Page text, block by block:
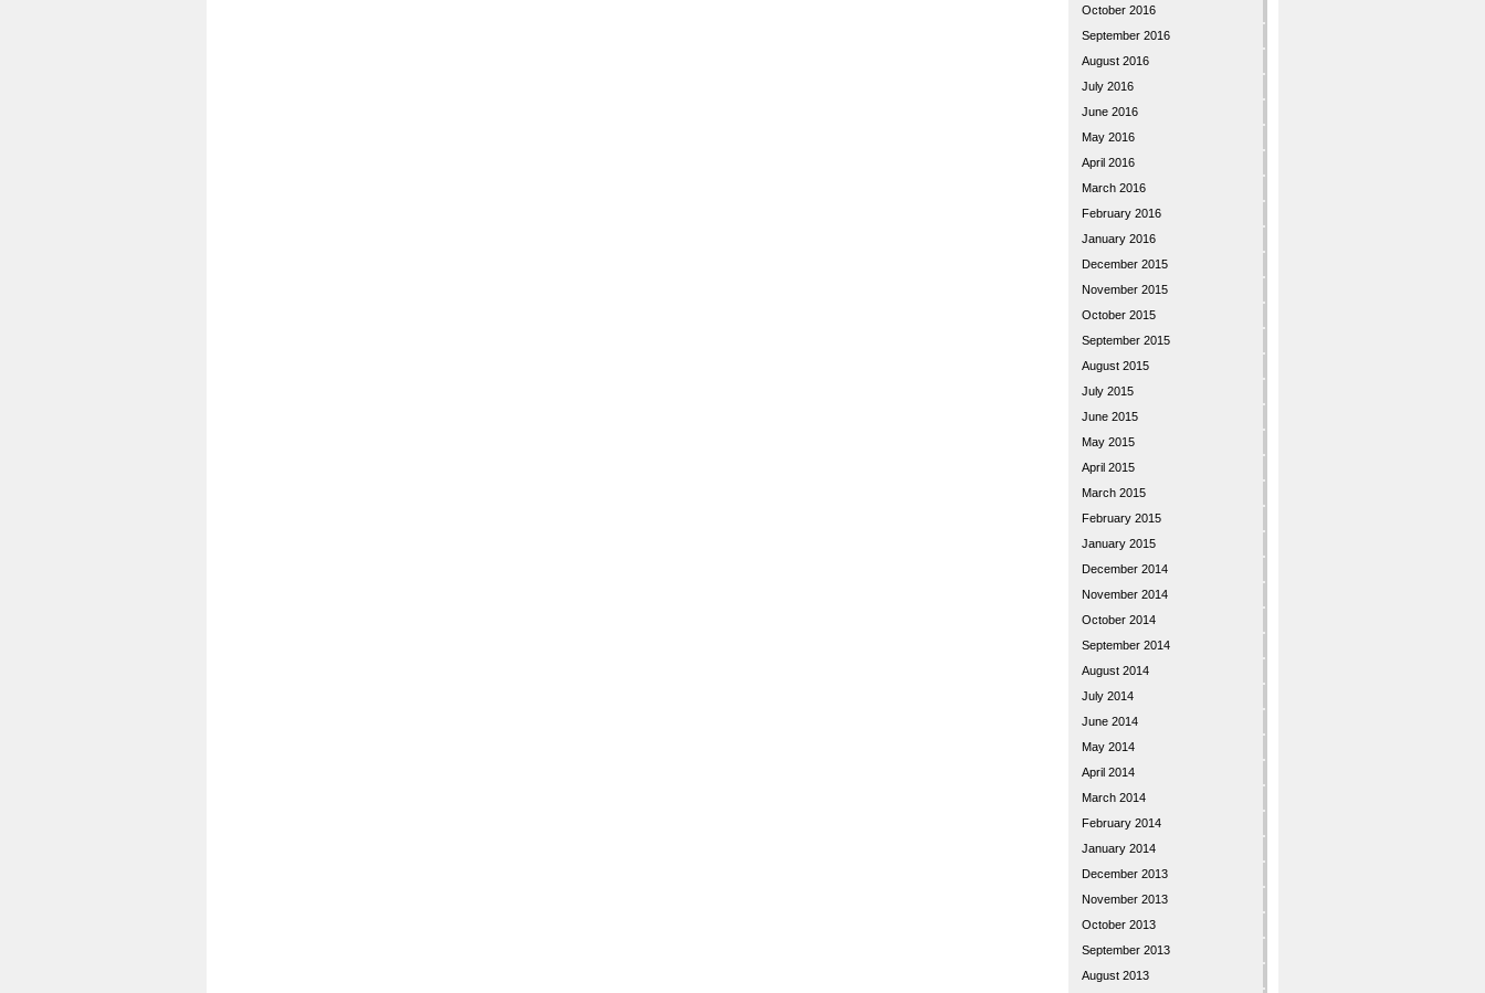
October 2016
September 2016
August 2016
July 2016
June 2016
May 2016
April 2016
March 2016
February 2016
January 2016
December 2015
November 2015
October 2015
September 2015
August 2015
July 2015
June 2015
May 2015
April 2015
March 2015
February 2015
January 2015
December 2014
November 2014
October 2014
September 2014
August 2014
July 2014
June 2014
May 2014
April 2014
March 2014
February 2014
January 2014
December 2013
November 2013
October 2013
September 2013
August 2013